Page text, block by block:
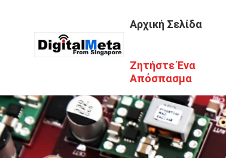
Αρχική Σελίδα
Ζητήστε Ένα
Απόσπασμα